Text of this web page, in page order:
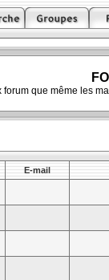
forum que même les
E-mail